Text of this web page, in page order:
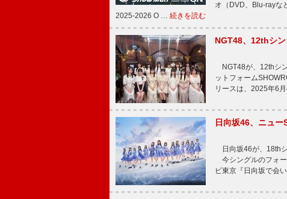
オ（DVD、Blu-rayな
2025-2026 O … 続きを読む
NGT48、12thシ
NGT48が、12thシ
ットフォーム
リースは、2025年6
日向坂46、ニュ
日向坂46が、18th
今シングルのフォ
ビ東京『日向坂で会